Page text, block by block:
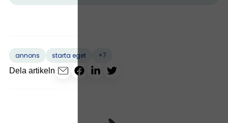
annons starta eget
+7
Dela artikeln